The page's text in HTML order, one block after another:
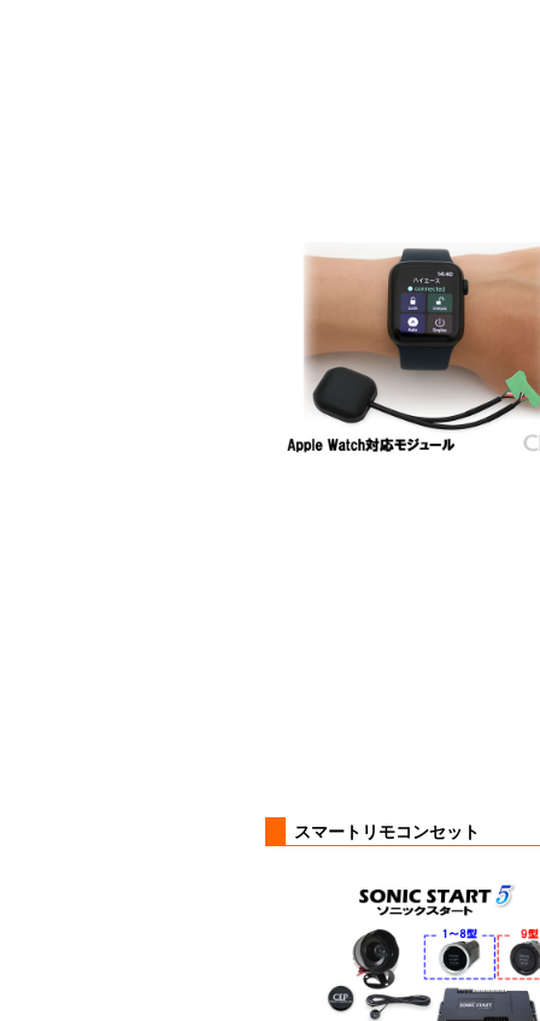
スマートリモコンセット